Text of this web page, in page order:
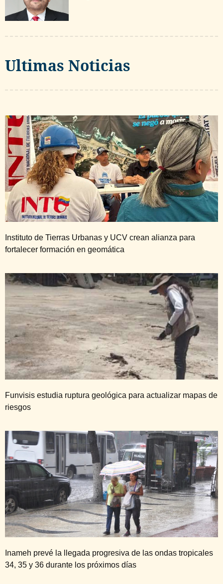
Ultimas Noticias
Instituto de Tierras Urbanas y UCV crean alianza para
fortalecer formación en geomática
Funvisis estudia ruptura geológica para actualizar mapas de
riesgos
Inameh prevé la llegada progresiva de las ondas tropicales
34, 35 y 36 durante los próximos días